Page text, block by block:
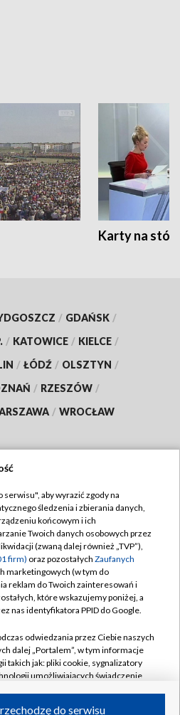
Karty na
/ GDAŃSK /
/ KATOWICE / KIELCE /
/ ŁÓDŹ / OLSZTYN /
/ RZESZÓW /
/ WROCŁAW
TVP
TVP
prywatności
zgody
Pomoc
Kontakt
Kanały
aby wyrazić zgody na
śledzenia i zbierania danych,
końcowym i ich
Twoich danych osobowych przez
(zwaną dalej również „TVP”),
firm) oraz pozostałych Zaufanych
marketingowych (w tym do
reklam do Twoich zainteresowań i
które wskazujemy poniżej, a
nas identyfikatora PPID do Google.
odwiedzania przez Ciebie naszych
dalej „Portalem”, w tym informacje
takich jak: pliki cookie, sygnalizatory
umożliwiających świadczenie
do serwisu